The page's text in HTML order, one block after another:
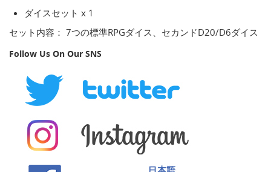
ダイスセット x 1
セット内容： 7つの標準RPGダイス、セカンドD20/D6ダイス
Follow Us On Our SNS